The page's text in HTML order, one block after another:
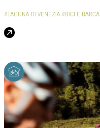
#LAGUNA DI VENEZIA #BICI E BARCA